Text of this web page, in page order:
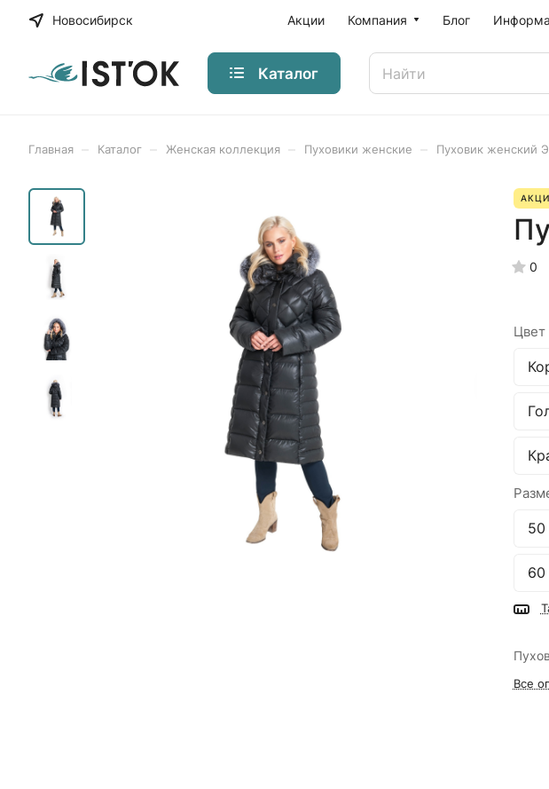
Новосибирск Акции Компания Блог
Каталог
Главная Каталог Женская коллекция Пуховики женские Пуховик женский
0
Цвет
50
60
Все